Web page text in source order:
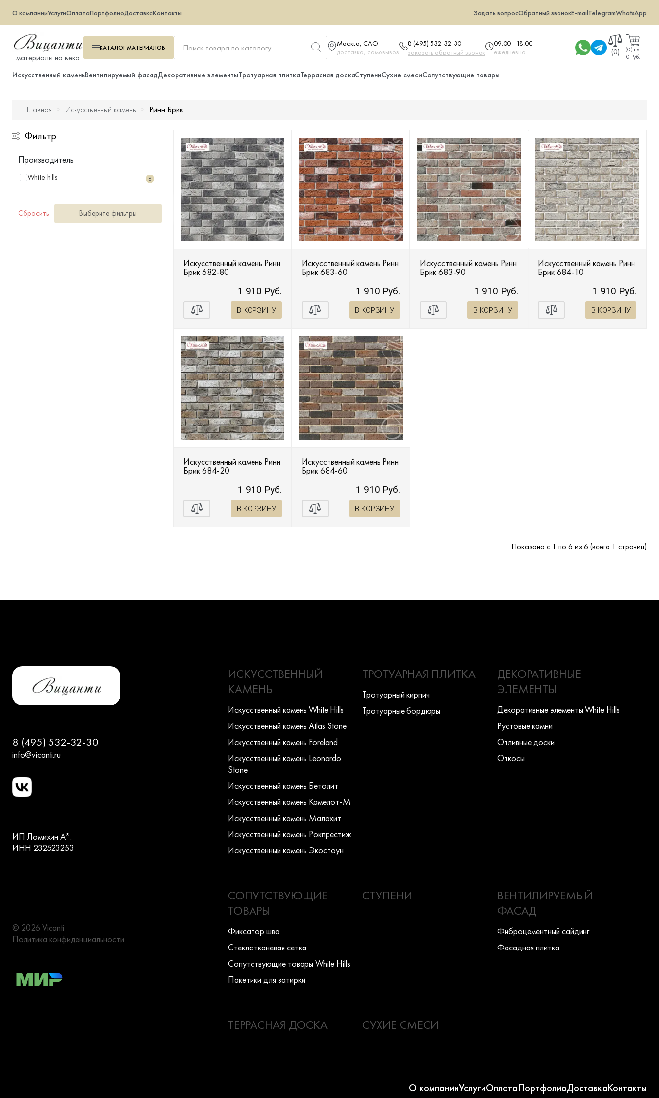
О компанииУслугиОплатаПортфолиоДоставкаКонтакты Задать вопросОбратный звонокE-mailTelegramWhatsApp
материалы на века
КАТАЛОГМАТЕРИАЛОВ
Москва, САО
доставка, самовывоз
8 (495) 532-32-30
заказать обратный звонок
09:00 - 18:00
ежедневно
(0) (0) на
0 Руб.
Искусственный каменьВентилируемый фасадДекоративные элементыТротуарная плиткаТеррасная доскаСтупениСухие смесиСопутствующие товары
Декоративные элементы
Террасная доска
Главная Искусственный камень Ринн Брик
Фильтр
Производитель
White hills 6
Сбросить Выберите фильтры
Искусственный камень Ринн
Брик 682-80
1 910 Руб.
В КОРЗИНУ
Искусственный камень Ринн
Брик 683-60
1 910 Руб.
В КОРЗИНУ
Искусственный камень Ринн
Брик 683-90
1 910 Руб.
В КОРЗИНУ
Искусственный камень Ринн
Брик 684-10
1 910 Руб.
В КОРЗИНУ
Искусственный камень Ринн
Брик 684-20
1 910 Руб.
В КОРЗИНУ
Искусственный камень Ринн
Брик 684-60
1 910 Руб.
В КОРЗИНУ
Показано с 1 по 6 из 6 (всего 1 страниц)
8 (495) 532-32-30
info@vicanti.ru
ИП Ломихин А*.
ИНН 232523253
© 2026 Vicanti
Политика конфиденциальности
ИСКУССТВЕННЫЙ
КАМЕНЬ
Искусcтвенный камень White Hills
Искусcтвенный камень Atlas Stone
Искусcтвенный камень Foreland
Искусcтвенный камень Leonardo
Stone
Искусcтвенный камень Бетолит
Искусcтвенный камень Камелот-М
Искусcтвенный камень Малахит
Искусcтвенный камень Рокпрестиж
Искусcтвенный камень Экостоун
ТРОТУАРНАЯ ПЛИТКА
Тротуарный кирпич
Тротуарные бордюры
ДЕКОРАТИВНЫЕ
ЭЛЕМЕНТЫ
Декоративные элементы White Hills
Рустовые камни
Отливные доски
Откосы
СОПУТСТВУЮЩИЕ
ТОВАРЫ
Фиксатор шва
Стеклотканевая сетка
Сопутствующие товары White Hills
Пакетики для затирки
СТУПЕНИ
ВЕНТИЛИРУЕМЫЙ
ФАСАД
Фиброцементный сайдинг
Фасадная плитка
ТЕРРАСНАЯ ДОСКА СУХИЕ СМЕСИ
О компанииУслугиОплатаПортфолиоДоставкаКонтакты